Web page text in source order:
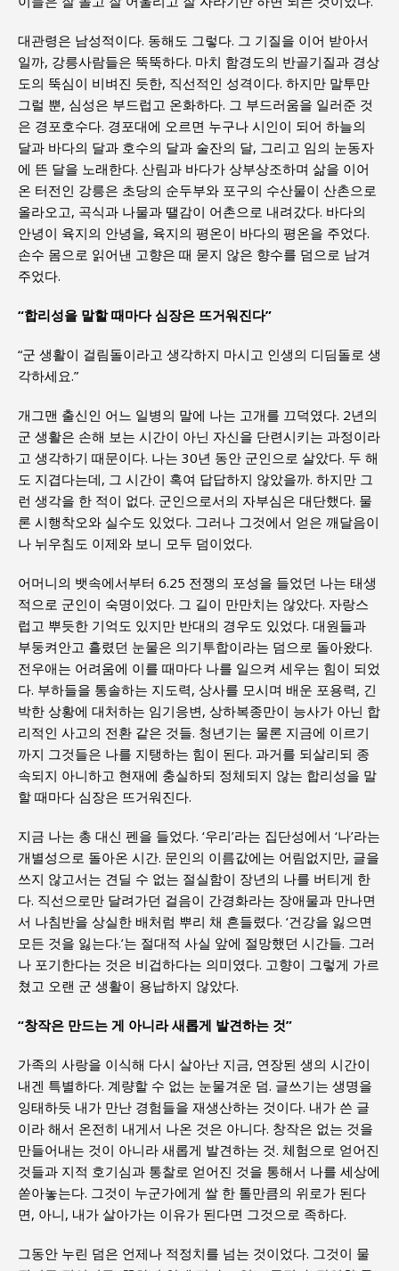
대관령은 남성적이다. 동해도 그렇다. 그 기질을 이어 받아서
일까, 강릉사람들은 뚝뚝하다. 마치 함경도의 반골기질과 경상
도의 뚝심이 비벼진 듯한, 직선적인 성격이다. 하지만 말투만
그럴 뿐, 심성은 부드럽고 온화하다. 그 부드러움을 일러준 것
은 경포호수다. 경포대에 오르면 누구나 시인이 되어 하늘의
달과 바다의 달과 호수의 달과 술잔의 달, 그리고 임의 눈동자
에 뜬 달을 노래한다. 산림과 바다가 상부상조하며 삶을 이어
온 터전인 강릉은 초당의 순두부와 포구의 수산물이 산촌으로
올라오고, 곡식과 나물과 땔감이 어촌으로 내려갔다. 바다의
안녕이 육지의 안녕을, 육지의 평온이 바다의 평온을 주었다.
손수 몸으로 읽어낸 고향은 때 묻지 않은 향수를 덤으로 남겨
주었다.
“합리성을 말할 때마다 심장은 뜨거워진다”
“군 생활이 걸림돌이라고 생각하지 마시고 인생의 디딤돌로 생
각하세요.”
개그맨 출신인 어느 일병의 말에 나는 고개를 끄덕였다. 2년의
군 생활은 손해 보는 시간이 아닌 자신을 단련시키는 과정이라
고 생각하기 때문이다. 나는 30년 동안 군인으로 살았다. 두 해
도 지겹다는데, 그 시간이 혹여 답답하지 않았을까. 하지만 그
런 생각을 한 적이 없다. 군인으로서의 자부심은 대단했다. 물
론 시행착오와 실수도 있었다. 그러나 그것에서 얻은 깨달음이
나 뉘우침도 이제와 보니 모두 덤이었다.
어머니의 뱃속에서부터 6.25 전쟁의 포성을 들었던 나는 태생
적으로 군인이 숙명이었다. 그 길이 만만치는 않았다. 자랑스
럽고 뿌듯한 기억도 있지만 반대의 경우도 있었다. 대원들과
부둥켜안고 흘렸던 눈물은 의기투합이라는 덤으로 돌아왔다.
전우애는 어려움에 이를 때마다 나를 일으켜 세우는 힘이 되었
다. 부하들을 통솔하는 지도력, 상사를 모시며 배운 포용력, 긴
박한 상황에 대처하는 임기응변, 상하복종만이 능사가 아닌 합
리적인 사고의 전환 같은 것들. 청년기는 물론 지금에 이르기
까지 그것들은 나를 지탱하는 힘이 된다. 과거를 되살리되 종
속되지 아니하고 현재에 충실하되 정체되지 않는 합리성을 말
할 때마다 심장은 뜨거워진다.
지금 나는 총 대신 펜을 들었다. ‘우리’라는 집단성에서 ‘나’라는
개별성으로 돌아온 시간. 문인의 이름값에는 어림없지만, 글을
쓰지 않고서는 견딜 수 없는 절실함이 장년의 나를 버티게 한
다. 직선으로만 달려가던 걸음이 간경화라는 장애물과 만나면
서 나침반을 상실한 배처럼 뿌리 채 흔들렸다. ‘건강을 잃으면
모든 것을 잃는다.’는 절대적 사실 앞에 절망했던 시간들. 그러
나 포기한다는 것은 비겁하다는 의미였다. 고향이 그렇게 가르
쳤고 오랜 군 생활이 용납하지 않았다.
“창작은 만드는 게 아니라 새롭게 발견하는 것”
가족의 사랑을 이식해 다시 살아난 지금, 연장된 생의 시간이
내겐 특별하다. 계량할 수 없는 눈물겨운 덤. 글쓰기는 생명을
잉태하듯 내가 만난 경험들을 재생산하는 것이다. 내가 쓴 글
이라 해서 온전히 내게서 나온 것은 아니다. 창작은 없는 것을
만들어내는 것이 아니라 새롭게 발견하는 것. 체험으로 얻어진
것들과 지적 호기심과 통찰로 얻어진 것을 통해서 나를 세상에
쏟아놓는다. 그것이 누군가에게 쌀 한 톨만큼의 위로가 된다
면, 아니, 내가 살아가는 이유가 된다면 그것으로 족하다.
그동안 누린 덤은 언제나 적정치를 넘는 것이었다. 그것이 물